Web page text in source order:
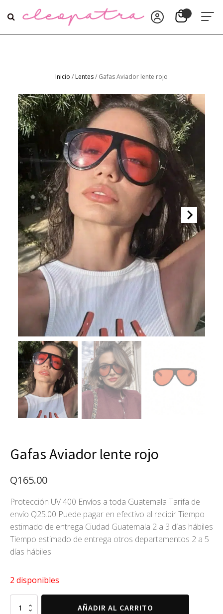
Inicio / Lentes/ Gafas Aviador lente rojo
Gafas Aviador lente rojo
Q165.00
Protección UV 400 Envíos a toda Guatemala Tarifa de
envío Q25.00 Puede pagar en efectivo al recibir Tiempo
estimado de entrega Ciudad Guatemala 2 a 3 días hábiles
Tiempo estimado de entrega otros departamentos 2 a 5
días hábiles
2 disponibles
AÑADIR AL CARRITO